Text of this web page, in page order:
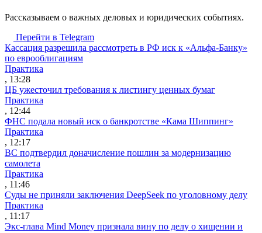
Рассказываем о важных деловых и юридических событиях.
Перейти в Telegram
Кассация разрешила рассмотреть в РФ иск к «Альфа-Банку»
по еврооблигациям
Практика
, 13:28
ЦБ ужесточил требования к листингу ценных бумаг
Практика
, 12:44
ФНС подала новый иск о банкротстве «Кама Шиппинг»
Практика
, 12:17
ВС подтвердил доначисление пошлин за модернизацию
самолета
Практика
, 11:46
Суды не приняли заключения DeepSeek по уголовному делу
Практика
, 11:17
Экс-глава Mind Money признала вину по делу о хищении и